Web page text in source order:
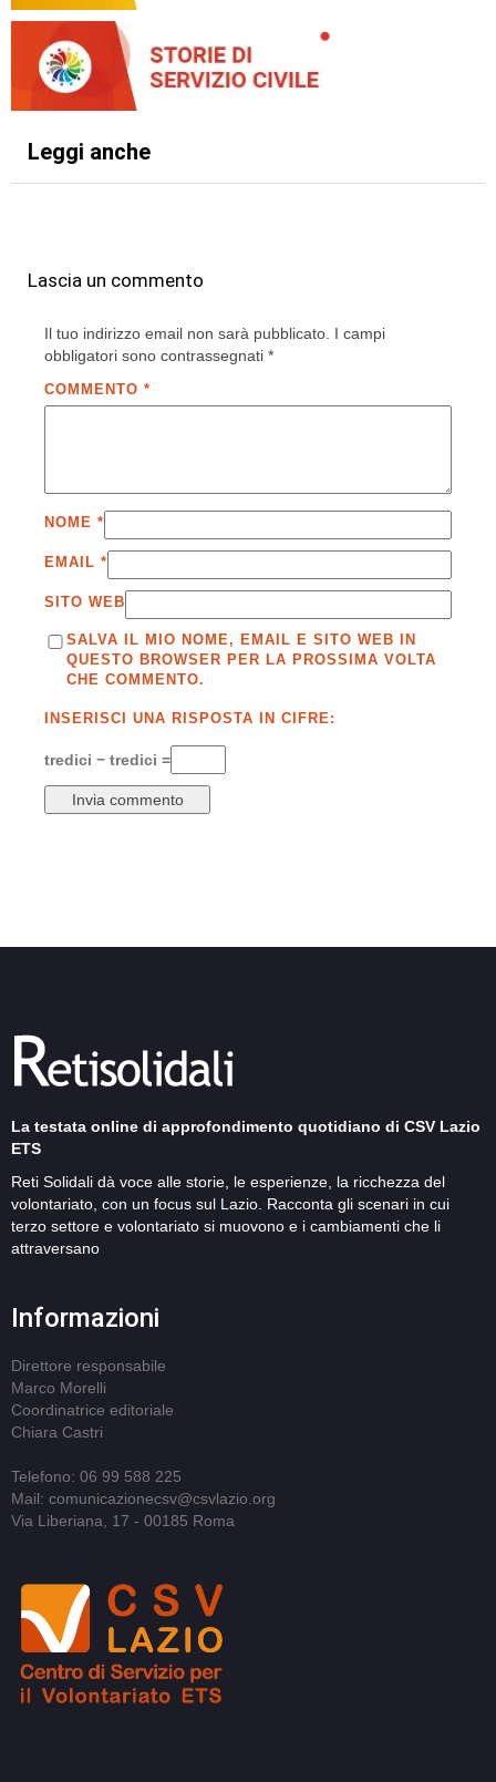
Leggi anche
Lascia un commento
Il tuo indirizzo email non sarà pubblicato. I campi
obbligatori sono contrassegnati *
COMMENTO *
NOME *
EMAIL *
SITO WEB
SALVA IL MIO NOME, EMAIL E SITO WEB IN
QUESTO BROWSER PER LA PROSSIMA VOLTA
CHE COMMENTO.
INSERISCI UNA RISPOSTA IN CIFRE:
tredici − tredici =
La testata online di approfondimento quotidiano di CSV Lazio
ETS
Reti Solidali dà voce alle storie, le esperienze, la ricchezza del
volontariato, con un focus sul Lazio. Racconta gli scenari in cui
terzo settore e volontariato si muovono e i cambiamenti che li
attraversano
Informazioni
Direttore responsabile
Marco Morelli
Coordinatrice editoriale
Chiara Castri
Telefono: 06 99 588 225
Mail: comunicazionecsv@csvlazio.org
Via Liberiana, 17 - 00185 Roma